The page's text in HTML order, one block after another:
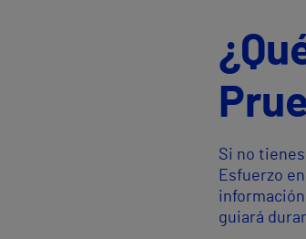
Si no
Esfuerzo
guiará